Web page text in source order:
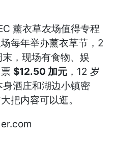
薰衣草农场值得专程
每年举办薰衣草节，2
，现场有食物、娱
$12.50 加元 ，12 岁
酒庄和湖边小镇密
把内容可以逛。